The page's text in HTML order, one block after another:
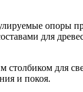
опоры
для
для
и покоя.